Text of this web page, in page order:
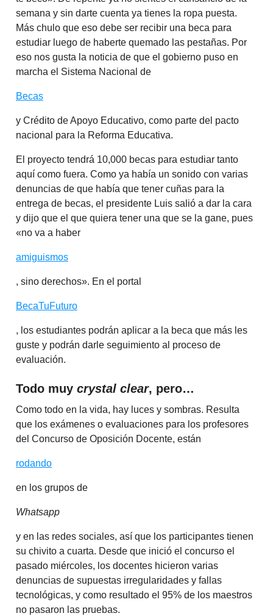
semana y sin darte cuenta ya tienes la ropa puesta.
Más chulo que eso debe ser recibir una beca para
estudiar luego de haberte quemado las pestañas. Por
eso nos gusta la noticia de que el gobierno puso en
marcha el Sistema Nacional de
Becas
y Crédito de Apoyo Educativo, como parte del pacto
nacional para la Reforma Educativa.
El proyecto tendrá 10,000 becas para estudiar tanto
aquí como fuera. Como ya había un sonido con varias
denuncias de que había que tener cuñas para la
entrega de becas, el presidente Luis salió a dar la cara
y dijo que el que quiera tener una que se la gane, pues
«no va a haber
amiguismos
, sino derechos». En el portal
BecaTuFuturo
, los estudiantes podrán aplicar a la beca que más les
guste y podrán darle seguimiento al proceso de
evaluación.
Todo muy crystal clear, pero…
Como todo en la vida, hay luces y sombras. Resulta
que los exámenes o evaluaciones para los profesores
del Concurso de Oposición Docente, están
rodando
en los grupos de
Whatsapp
y en las redes sociales, así que los participantes tienen
su chivito a cuarta. Desde que inició el concurso el
pasado miércoles, los docentes hicieron varias
denuncias de supuestas irregularidades y fallas
tecnológicas, y como resultado el 95% de los maestros
no pasaron las pruebas.